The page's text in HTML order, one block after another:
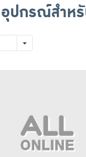
ปกรณ์สำห